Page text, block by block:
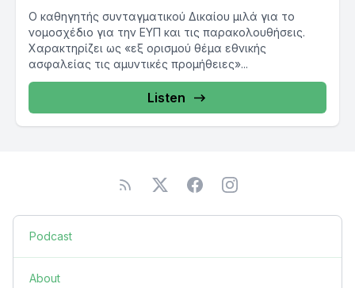
Ο καθηγητής συνταγματικού Δικαίου μιλά για το
νομοσχέδιο για την ΕΥΠ και τις παρακολουθήσεις.
Χαρακτηρίζει ως «εξ ορισμού θέμα εθνικής
ασφαλείας τις αμυντικές προμήθειες»...
Listen
Podcast
About